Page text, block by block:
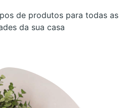
de produtos para todas as
da sua casa